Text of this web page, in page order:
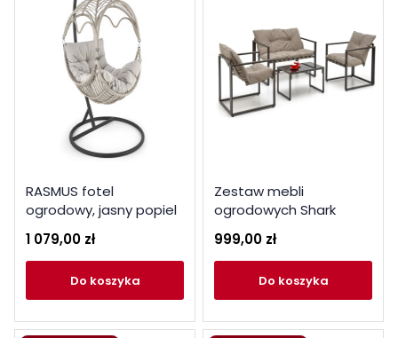
RASMUS fotel
ogrodowy, jasny popiel
1 079,00 zł
do koszyka
Zestaw mebli
ogrodowych Shark
(sofa + 2xfotel + ława)
czarny / cappuccino
999,00 zł
do koszyka